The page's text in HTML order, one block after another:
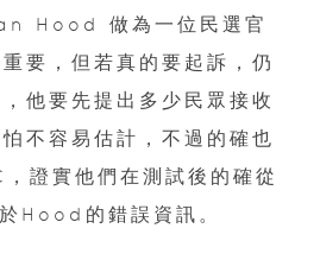
Hood 做為一位民選官
要，但若真的要起訴，仍
他要先提出多少民眾接收
不容易估計，不過的確也
證實他們在測試後的確從
Hood的錯誤資訊。